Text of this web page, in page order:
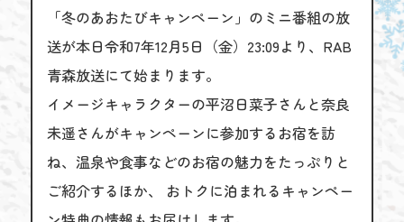
「冬のあおたびキャンペーン」のミニ番組の放
送が本日令和7年12月5日（金）23:09より、RAB
青森放送にて始まります。
イメージキャラクターの平沼日菜子さんと奈良
未遥さんがキャンペーンに参加するお宿を訪
ね、温泉や食事などのお宿の魅力をたっぷりと
ご紹介するほか、 おトクに泊まれるキャンペー